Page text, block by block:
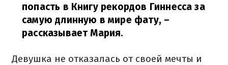
попасть в Книгу рекордов Гиннесса за
самую длинную в мире фату, –
рассказывает Мария.
Девушка не отказалась от своей мечты и